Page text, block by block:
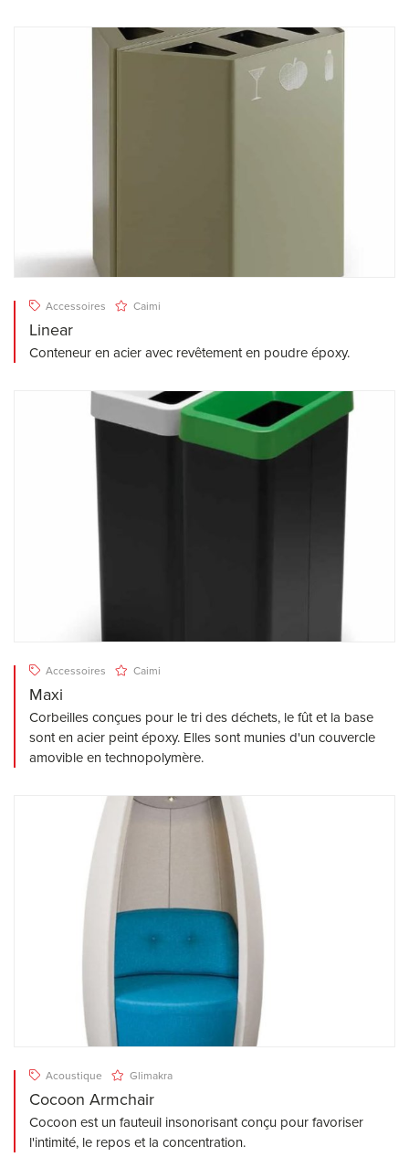
Accessoires Caimi
Linear
Conteneur en acier avec revêtement en poudre époxy.
Accessoires Caimi
Maxi
Corbeilles conçues pour le tri des déchets, le fût et la base
sont en acier peint époxy. Elles sont munies d'un couvercle
amovible en technopolymère.
Acoustique Glimakra
Cocoon Armchair
Cocoon est un fauteuil insonorisant conçu pour favoriser
l'intimité, le repos et la concentration.